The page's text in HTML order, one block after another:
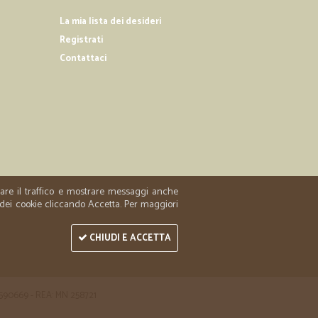
La mia lista dei desideri
Registrati
Contattaci
il traffico e mostrare messaggi anche
cookie cliccando Accetta. Per maggiori
CHIUDI E ACCETTA